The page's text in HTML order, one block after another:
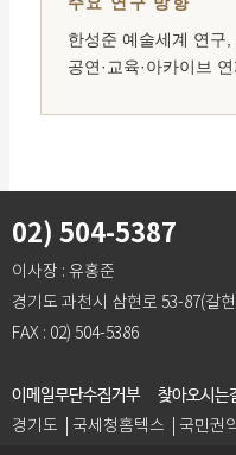
02) 504-5387
이사장 : 유홍준
경기도 과천시 삼현로 53-87(갈
FAX : 02) 504-5386
이메일무단수집거부 찾아오시는
경기도 | 국세청홈텍스 | 국민권